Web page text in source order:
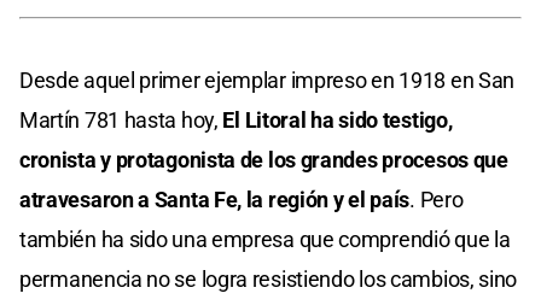
Desde aquel primer ejemplar impreso en 1918 en San
Martín 781 hasta hoy, El Litoral ha sido testigo,
cronista y protagonista de los grandes procesos que
atravesaron a Santa Fe, la región y el país. Pero
también ha sido una empresa que comprendió que la
permanencia no se logra resistiendo los cambios, sino